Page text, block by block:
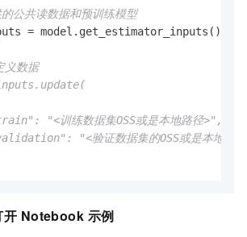
name为"default"
删除推理服务
公共读数据和预训练模型
= model.get_estimator_inputs()
义数据
"<训练数据集OSS或是本地路径>",
"<验证数据集的OSS或是本地路
交训练任务
开 Notebook 示例